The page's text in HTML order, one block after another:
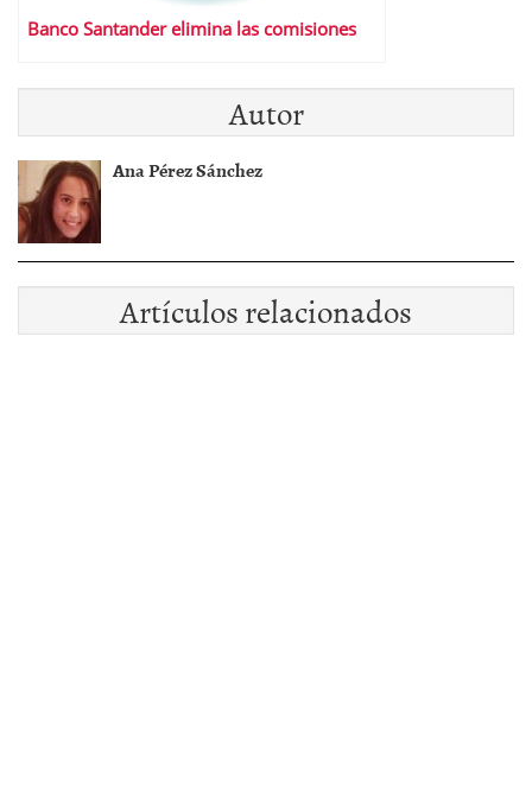
Banco Santander elimina las comisiones
Autor
Ana Pérez Sánchez
Artículos relacionados